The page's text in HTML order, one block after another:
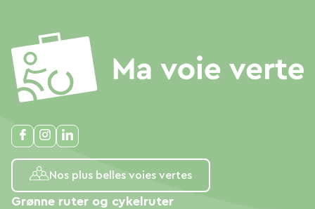
Nos plus belles voies vertes
Grønne ruter og cykelruter